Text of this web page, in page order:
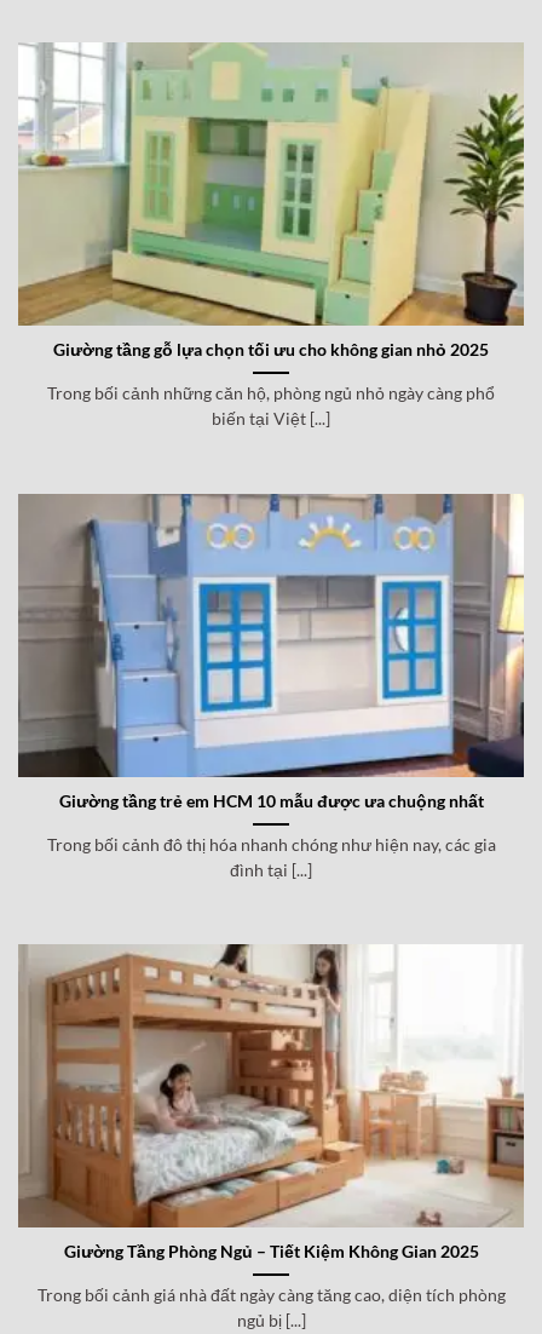
Giường tầng gỗ lựa chọn tối ưu cho không gian nhỏ 2025
Trong bối cảnh những căn hộ, phòng ngủ nhỏ ngày càng phổ
biến tại Việt [...]
Giường tầng trẻ em HCM 10 mẫu được ưa chuộng nhất
Trong bối cảnh đô thị hóa nhanh chóng như hiện nay, các gia
đình tại [...]
Giường Tầng Phòng Ngủ – Tiết Kiệm Không Gian 2025
Trong bối cảnh giá nhà đất ngày càng tăng cao, diện tích phòng
ngủ bị [...]